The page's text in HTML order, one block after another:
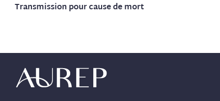
Transmission pour cause de mort